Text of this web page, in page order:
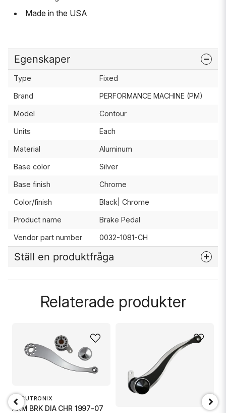
Made in the USA
Egenskaper
Type Fixed
Brand PERFORMANCE MACHINE (PM)
Model Contour
Units Each
Material Aluminum
Base color Silver
Base finish Chrome
Color/finish Black| Chrome
Product name Brake Pedal
Vendor part number 0032-1081-CH
Ställ en produktfråga
Relaterade produkter
ACCUTRONIX
ARM BRK DIA CHR 1997-07